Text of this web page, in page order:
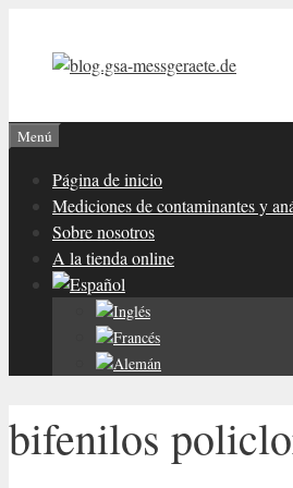
contenido
Menú
Página de inicio
Mediciones de contaminantes y
Sobre nosotros
A la tienda online
bifenilos